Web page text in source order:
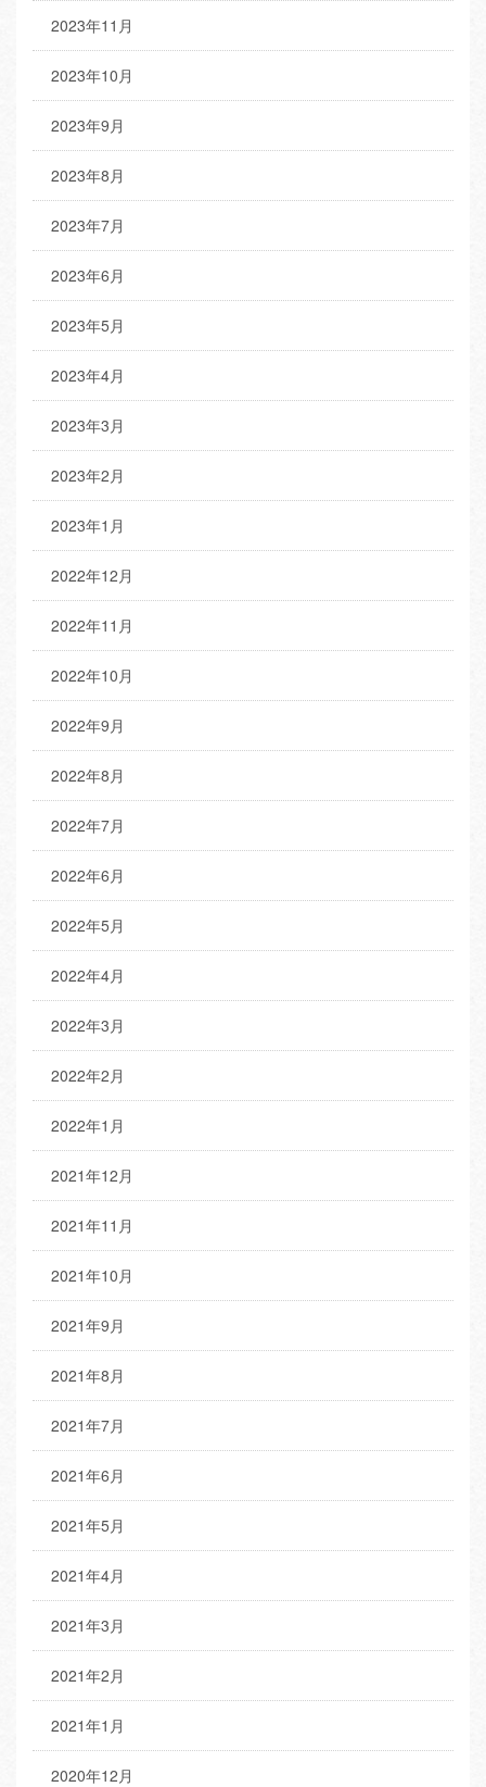
2023年11月
2023年10月
2023年9月
2023年8月
2023年7月
2023年6月
2023年5月
2023年4月
2023年3月
2023年2月
2023年1月
2022年12月
2022年11月
2022年10月
2022年9月
2022年8月
2022年7月
2022年6月
2022年5月
2022年4月
2022年3月
2022年2月
2022年1月
2021年12月
2021年11月
2021年10月
2021年9月
2021年8月
2021年7月
2021年6月
2021年5月
2021年4月
2021年3月
2021年2月
2021年1月
2020年12月